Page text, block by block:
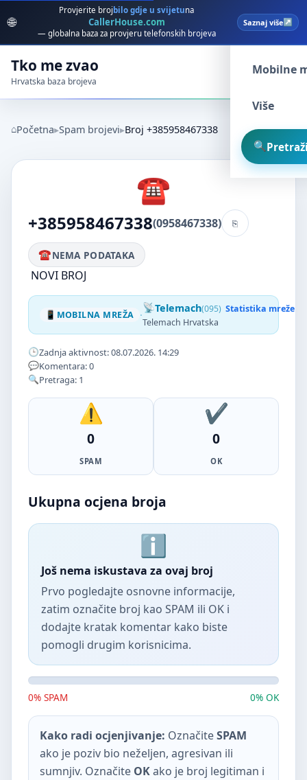
🌐
Provjerite broj bilo gdje u svijetuna
CallerHouse.com
— globalna baza za provjeru telefonskih brojeva
Saznaj više
Tko me zvao
Hrvatska baza brojeva
Spam
Mobilne
Više
Početna Spam brojevi Broj +385958467338
+385958467338(0958467338)
NEMA PODATAKA
NOVI BROJ
MOBILNA MREŽA · Telemach(095) Statistika mreže
Telemach Hrvatska
Zadnja aktivnost: 08.07.2026. 14:29
Komentara: 0
Pretraga: 1
0
SPAM
0
OK
Ukupna ocjena broja
Još nema iskustava za ovaj broj
Prvo pogledajte osnovne informacije,
zatim označite broj kao SPAM ili OK i
dodajte kratak komentar kako biste
pomogli drugim korisnicima.
0% SPAM 0% OK
Kako radi ocjenjivanje: OznačiteSPAM
ako je poziv bio neželjen, agresivan ili
sumnjiv. Označite OKako je broj legitiman i